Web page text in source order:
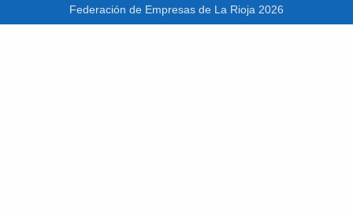
Federación de Empresas de La Rioja 2026